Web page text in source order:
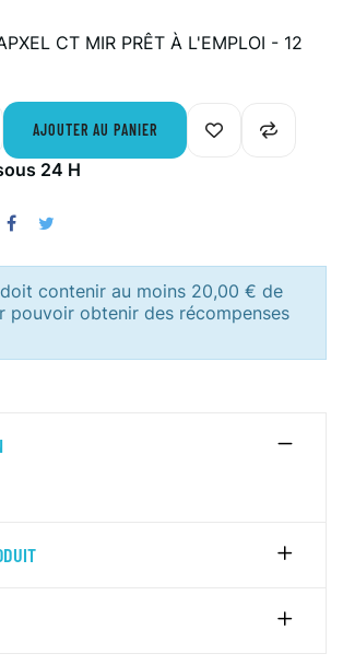
CT MIR PRÊT À L'EMPLOI - 12
AJOUTER AU PANIER
24 H
contenir au moins 20,00 € de
pouvoir obtenir des récompenses